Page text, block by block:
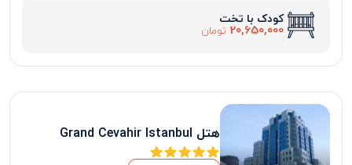
کودک با تخت
20,650,000 تومان
هتل Grand Cevahir Istanbul